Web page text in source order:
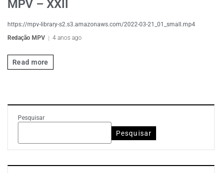
MPV – XXII
https://mpv-library-s2.s3.amazonaws.com/2022-03-21_01_small.mp4
Redação MPV
4 anos ago
Read more
Pesquisar
Pesquisar